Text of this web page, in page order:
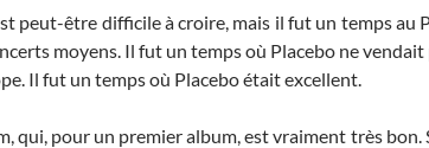
peut-être difficile à croire, mais il fut un temps au
moyens. Il fut un temps où Placebo ne vendait
Il fut un temps où Placebo était excellent.
qui, pour un premier album, est vraiment très